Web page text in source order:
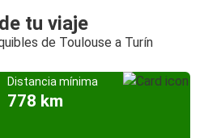
tu viaje
de Toulouse a Turín
Distancia mínima
778 km